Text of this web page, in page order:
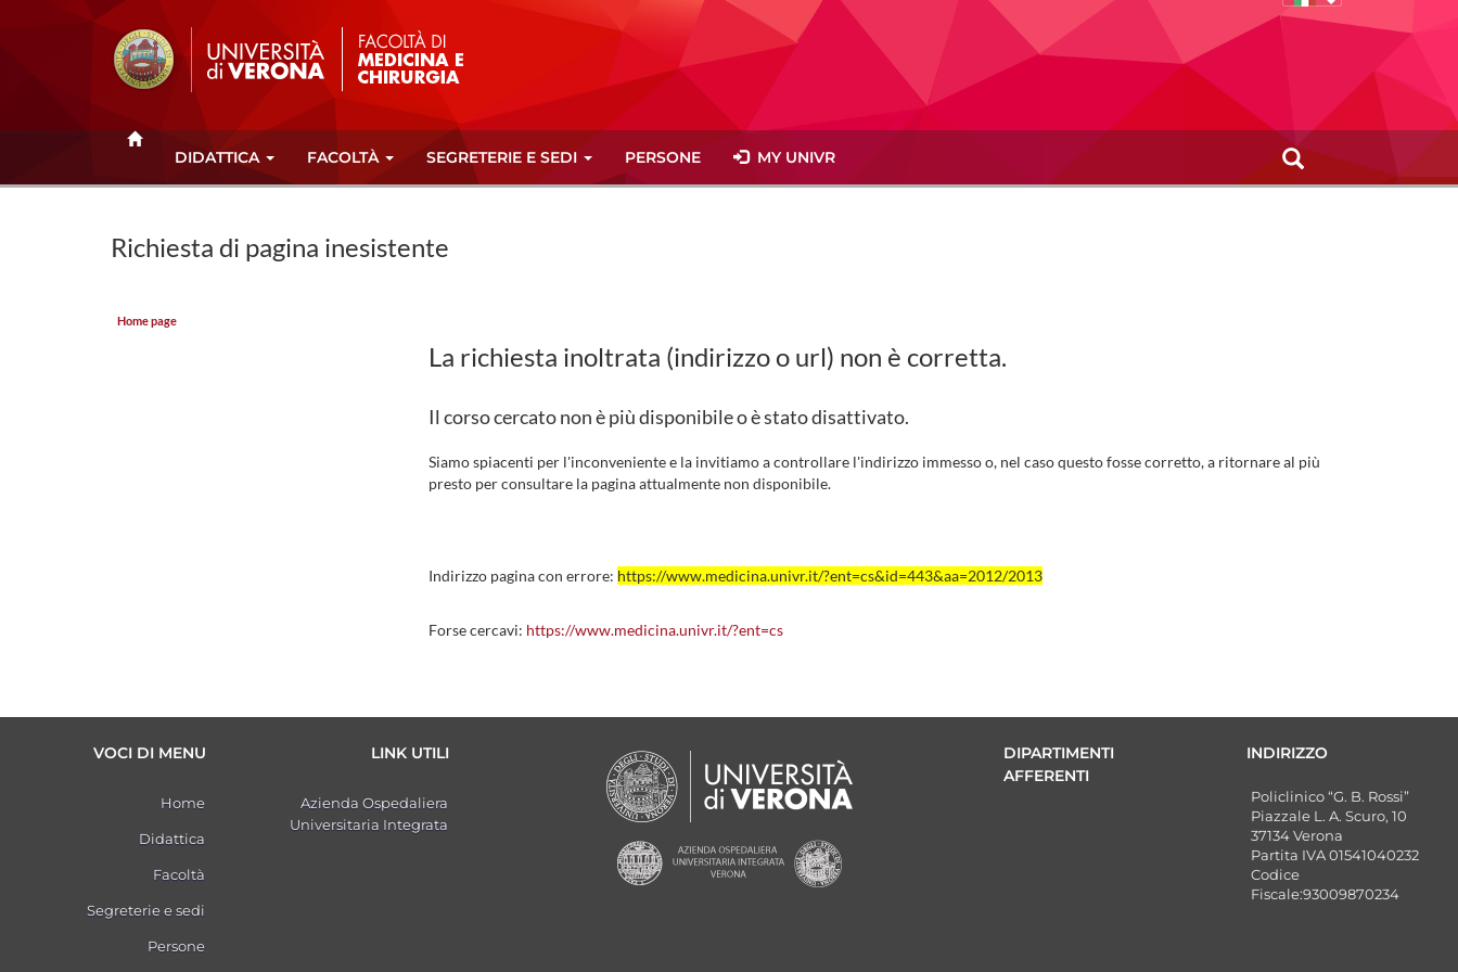
DIDATTICA FACOLTÀ SEGRETERIE E SEDI PERSONE MY UNIVR
Richiesta di pagina inesistente
Home page
La richiesta inoltrata (indirizzo o url) non è corretta.
Il corso cercato non è più disponibile o è stato disattivato.
Siamo spiacenti per l'inconveniente e la invitiamo a controllare l'indirizzo immesso o, nel caso questo fosse corretto, a ritornare al più
presto per consultare la pagina attualmente non disponibile.
Indirizzo pagina con errore: https://www.medicina.univr.it/?ent=cs&id=443&aa=2012/2013
Forse cercavi: https://www.medicina.univr.it/?ent=cs
VOCI DI MENU
Home
Didattica
Facoltà
Segreterie e sedi
Persone
LINK UTILI
Azienda Ospedaliera
Universitaria Integrata
DIPARTIMENTI
AFFERENTI
INDIRIZZO
Policlinico “G. B. Rossi”
Piazzale L. A. Scuro, 10
37134 Verona
Partita IVA 01541040232
Codice
Fiscale:93009870234